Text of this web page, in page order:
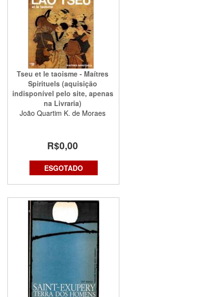
Tseu et le taoisme - Maítres
Spirituels (aquisição
indisponível pelo site, apenas
na Livraria)
João Quartim K. de Moraes
R$0,00
ESGOTADO